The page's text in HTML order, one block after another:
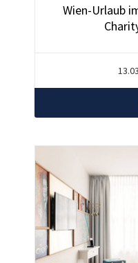
Wien-Urlaub